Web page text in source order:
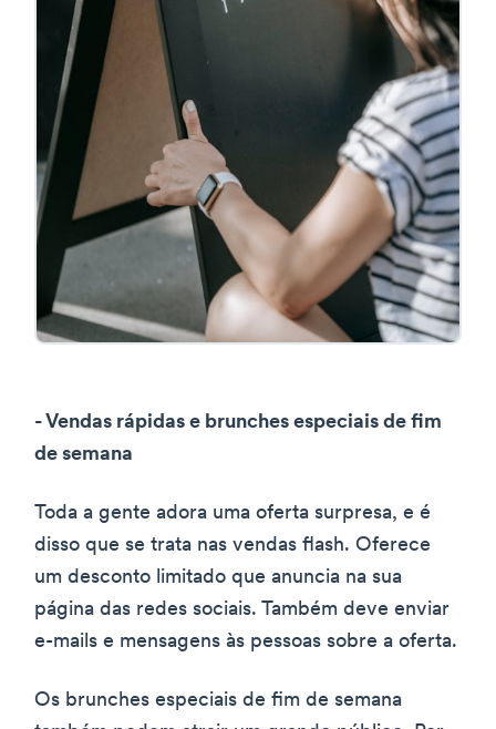
- Vendas rápidas e brunches especiais de fim
de semana
Toda a gente adora uma oferta surpresa, e é
disso que se trata nas vendas flash. Oferece
um desconto limitado que anuncia na sua
página das redes sociais. Também deve enviar
e-mails e mensagens às pessoas sobre a oferta.
Os brunches especiais de fim de semana